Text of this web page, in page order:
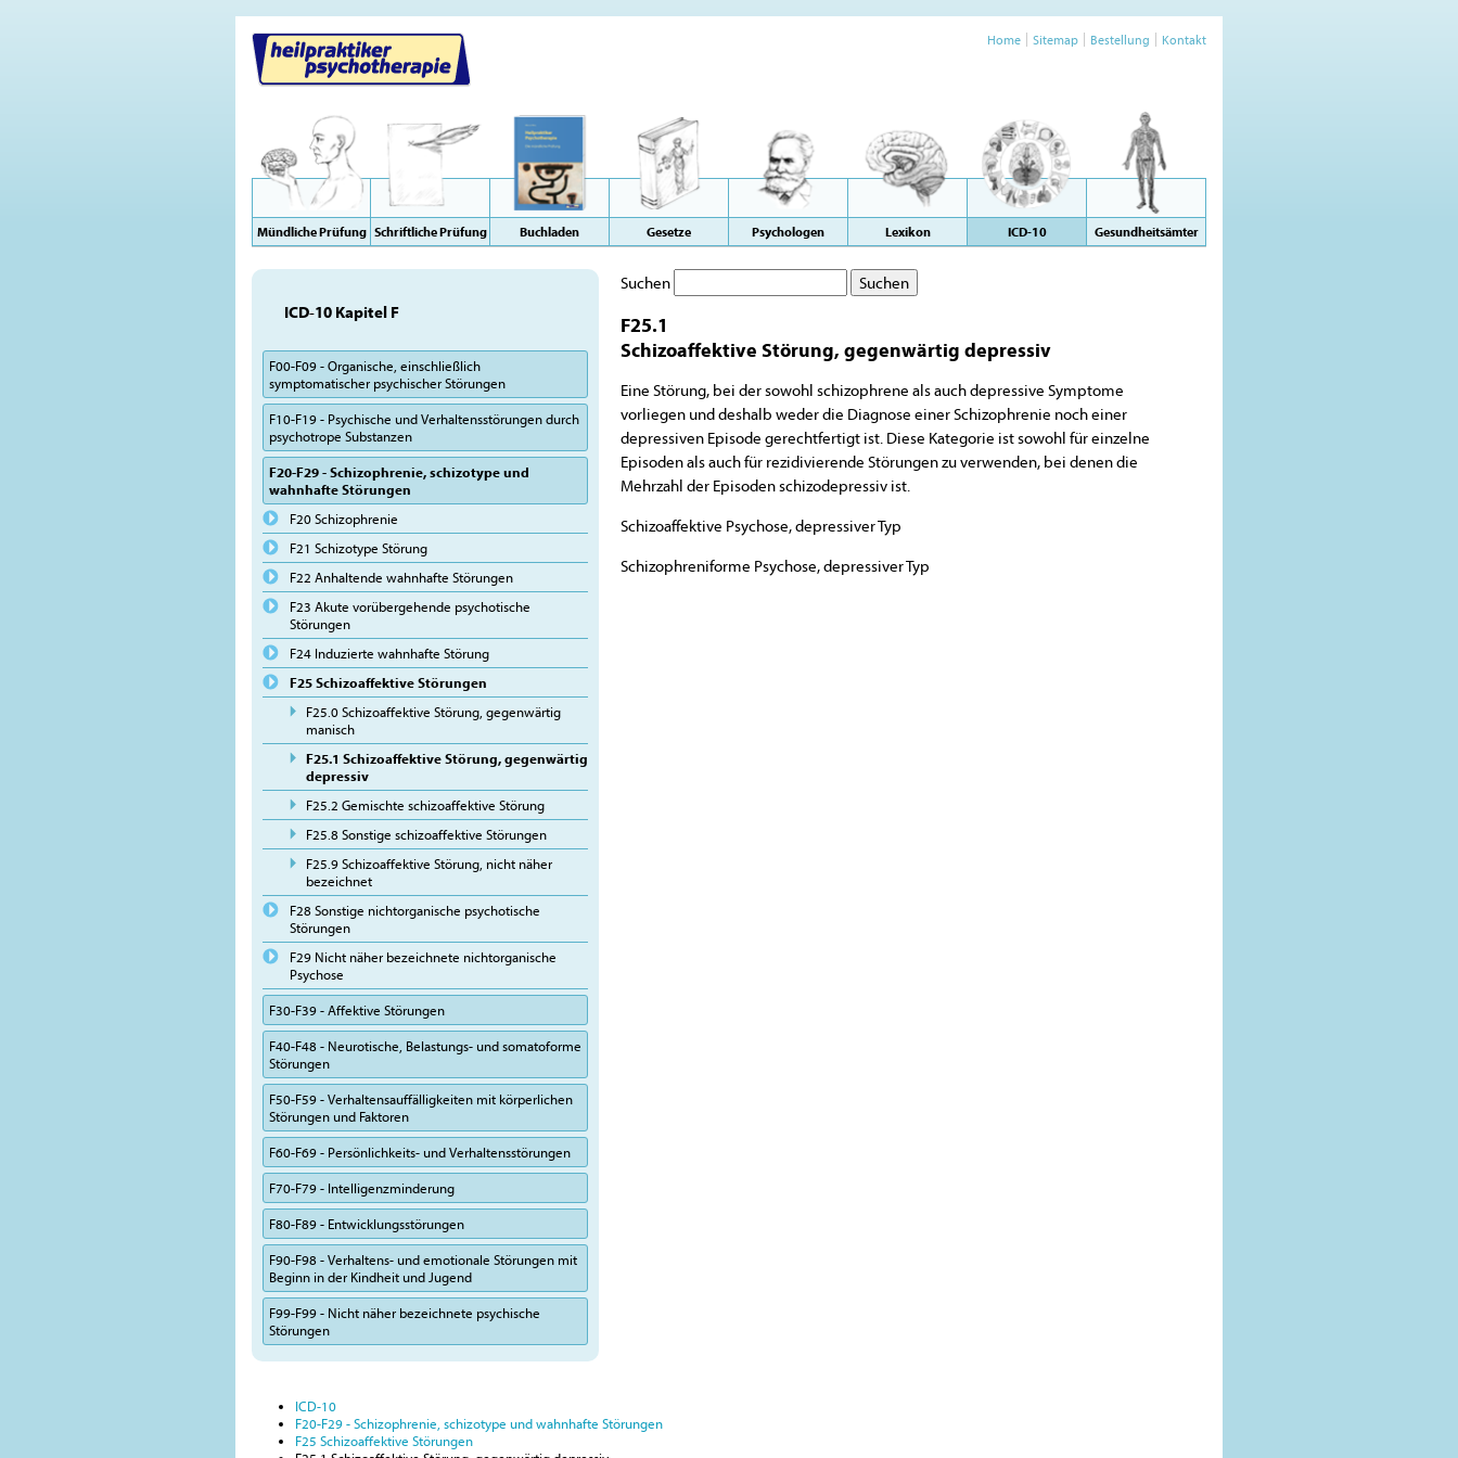
Home Sitemap Bestellung Kontakt
Mündliche Prüfung Schriftliche Prüfung Buchladen Gesetze Psychologen Lexikon ICD-10 Gesundheitsämter
ICD-10 Kapitel F
F00-F09 - Organische, einschließlich
symptomatischer psychischer Störungen
F10-F19 - Psychische und Verhaltensstörungen durch
psychotrope Substanzen
F20-F29 - Schizophrenie, schizotype und
wahnhafte Störungen
F20 Schizophrenie
F21 Schizotype Störung
F22 Anhaltende wahnhafte Störungen
F23 Akute vorübergehende psychotische
Störungen
F24 Induzierte wahnhafte Störung
F25 Schizoaffektive Störungen
F25.0 Schizoaffektive Störung, gegenwärtig
manisch
F25.1 Schizoaffektive Störung, gegenwärtig
depressiv
F25.2 Gemischte schizoaffektive Störung
F25.8 Sonstige schizoaffektive Störungen
F25.9 Schizoaffektive Störung, nicht näher
bezeichnet
F28 Sonstige nichtorganische psychotische
Störungen
F29 Nicht näher bezeichnete nichtorganische
Psychose
F30-F39 - Affektive Störungen
F40-F48 - Neurotische, Belastungs- und somatoforme
Störungen
F50-F59 - Verhaltensauffälligkeiten mit körperlichen
Störungen und Faktoren
F60-F69 - Persönlichkeits- und Verhaltensstörungen
F70-F79 - Intelligenzminderung
F80-F89 - Entwicklungsstörungen
F90-F98 - Verhaltens- und emotionale Störungen mit
Beginn in der Kindheit und Jugend
F99-F99 - Nicht näher bezeichnete psychische
Störungen
Suchen
F25.1
Schizoaffektive Störung, gegenwärtig depressiv
Eine Störung, bei der sowohl schizophrene als auch depressive Symptome
vorliegen und deshalb weder die Diagnose einer Schizophrenie noch einer
depressiven Episode gerechtfertigt ist. Diese Kategorie ist sowohl für einzelne
Episoden als auch für rezidivierende Störungen zu verwenden, bei denen die
Mehrzahl der Episoden schizodepressiv ist.
Schizoaffektive Psychose, depressiver Typ
Schizophreniforme Psychose, depressiver Typ
ICD-10
F20-F29 - Schizophrenie, schizotype und wahnhafte Störungen
F25 Schizoaffektive Störungen